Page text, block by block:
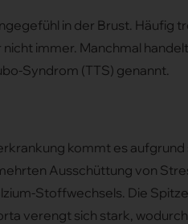
in der Brust. Häufig
immer. Manchmal
Syndrom (TTS) genannt.
kommt es
Ausschüttung von
Stoffwechsels. Die
verengt sich stark,